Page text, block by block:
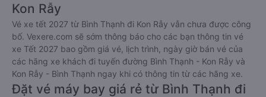
Kon Rẫy
Vé xe tết 2027 từ Bình Thạnh đi Kon Rẫy vẫn chưa được công
bố. Vexere.com sẽ sớm thông báo cho các bạn thông tin vé
xe Tết 2027 bao gồm giá vé, lịch trình, ngày giờ bán vé của
các hãng xe khách đi tuyến đường Bình Thạnh - Kon Rẫy và
Kon Rẫy - Bình Thạnh ngay khi có thông tin từ các hãng xe.
Đặt vé máy bay giá rẻ từ Bình Thạnh đi